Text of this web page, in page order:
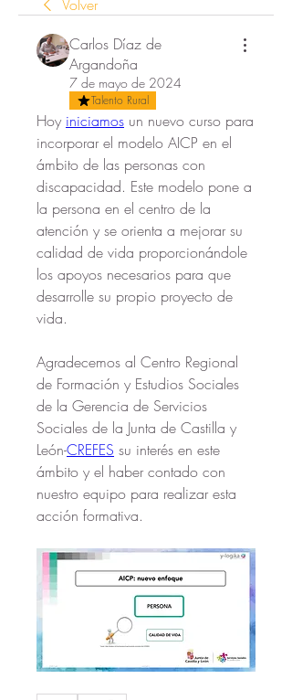
Volver
Carlos Díaz de
Argandoña
7 de mayo de 2024
Talento Rural
Hoy iniciamos un nuevo curso para
incorporar el modelo AICP en el
ámbito de las personas con
discapacidad. Este modelo pone a
la persona en el centro de la
atención y se orienta a mejorar su
calidad de vida proporcionándole
los apoyos necesarios para que
desarrolle su propio proyecto de
vida.
Agradecemos al Centro Regional
de Formación y Estudios Sociales
de la Gerencia de Servicios
Sociales de la Junta de Castilla y
León-CREFES su interés en este
ámbito y el haber contado con
nuestro equipo para realizar esta
acción formativa.